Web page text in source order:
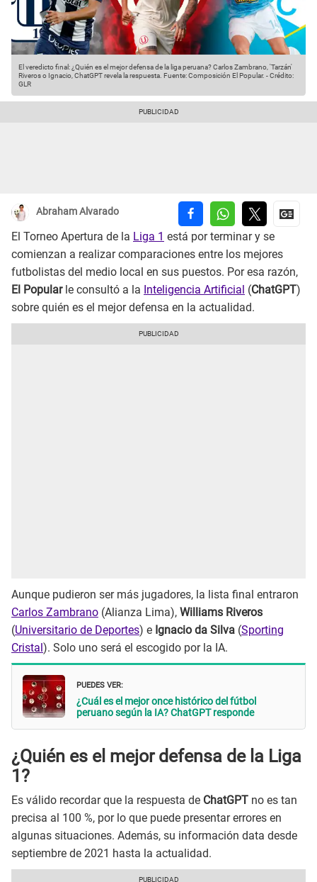
El veredicto final: ¿Quién es el mejor defensa de la liga peruana? Carlos Zambrano, 'Tarzán'
Riveros o Ignacio, ChatGPT revela la respuesta. Fuente: Composición El Popular. -Crédito:
GLR
Abraham Alvarado
El Torneo Apertura de la Liga 1 está por terminar y se
comienzan a realizar comparaciones entre los mejores
futbolistas del medio local en sus puestos. Por esa razón,
El Popularle consultó a la Inteligencia Artificial (ChatGPT)
sobre quién es el mejor defensa en la actualidad.
Aunque pudieron ser más jugadores, la lista final entraron
Carlos Zambrano (Alianza Lima), Williams Riveros
(Universitario de Deportes) e Ignacio da Silva (Sporting
Cristal). Solo uno será el escogido por la IA.
PUEDES VER:
¿Cuál es el mejor once histórico del fútbol
peruano según la IA? ChatGPT responde
¿Quién es el mejor defensa de la Liga
1?
Es válido recordar que la respuesta de ChatGPT no es tan
precisa al 100 %, por lo que puede presentar errores en
algunas situaciones. Además, su información data desde
septiembre de 2021 hasta la actualidad.